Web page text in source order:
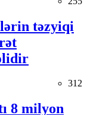
təzyiqi
312
8 milyon